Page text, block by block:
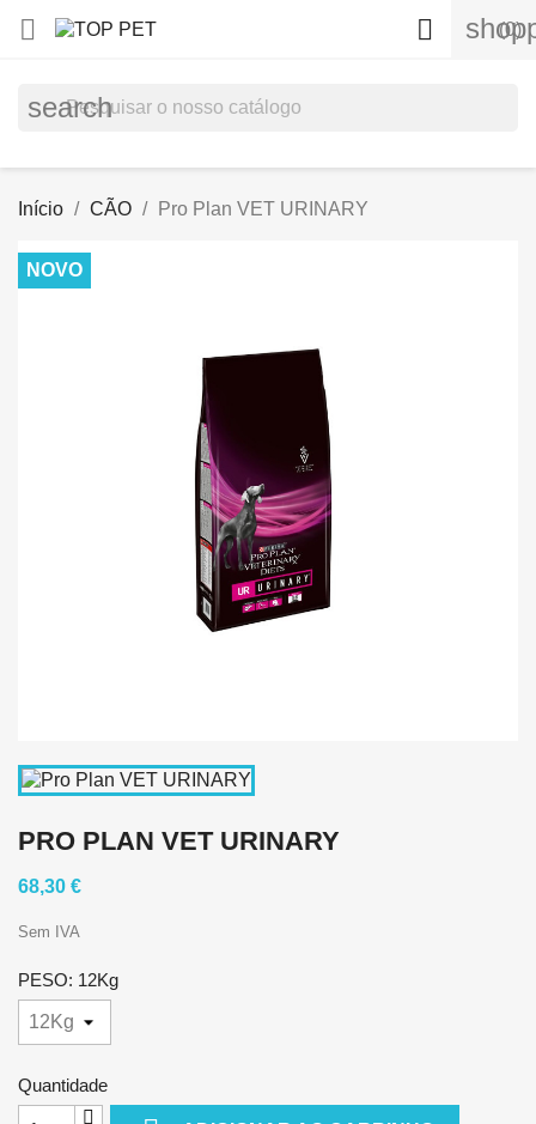
 (0)

search
Início CÃO Pro Plan VET URINARY
NOVO
PRO PLAN VET URINARY
68,30 €
Sem IVA
PESO: 12Kg
Quantidade